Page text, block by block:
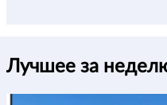
Лучшее за